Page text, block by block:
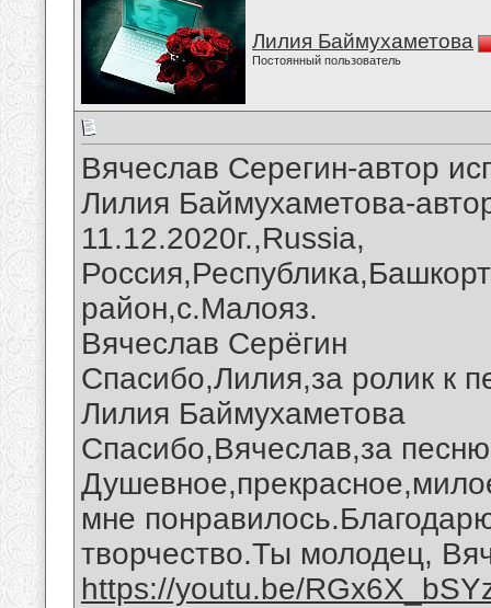
Лилия Баймухаметова
Постоянный пользователь
Вячеслав Серегин-автор
Лилия Баймухаметова-
11.12.2020г.,Russia,
район,с.Малояз.
Вячеслав Серёгин
Спасибо,Лилия,за ролик к
Лилия Баймухаметова
Спасибо,Вячеслав,за
мне
творчество.Ты молодец,
https://youtu.be/